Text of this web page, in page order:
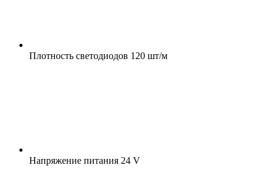
Плотность светодиодов 120 шт/м
Напряжение питания 24 V